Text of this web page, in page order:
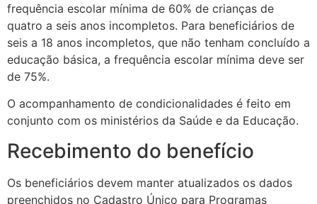
frequência escolar mínima de 60% de crianças de
quatro a seis anos incompletos. Para beneficiários de
seis a 18 anos incompletos, que não tenham concluído a
educação básica, a frequência escolar mínima deve ser
de 75%.
O acompanhamento de condicionalidades é feito em
conjunto com os ministérios da Saúde e da Educação.
Recebimento do benefício
Os beneficiários devem manter atualizados os dados
preenchidos no Cadastro Único para Programas